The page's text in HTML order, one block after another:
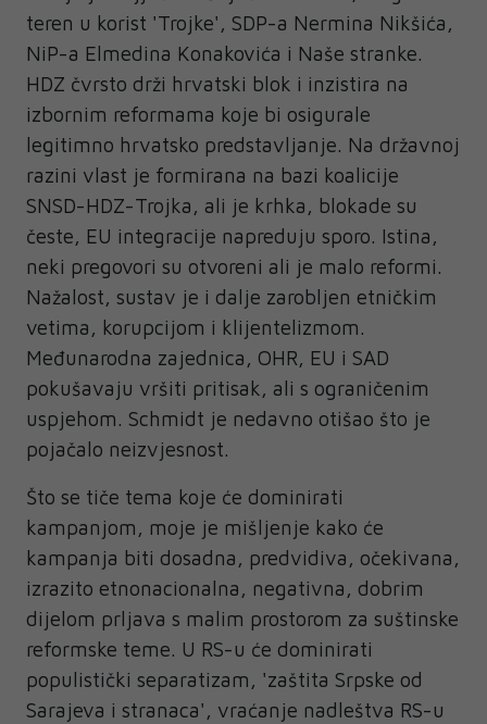
teren u korist 'Trojke', SDP-a Nermina Nikšića,
NiP-a Elmedina Konakovića i Naše stranke.
HDZ čvrsto drži hrvatski blok i inzistira na
izbornim reformama koje bi osigurale
legitimno hrvatsko predstavljanje. Na državnoj
razini vlast je formirana na bazi koalicije
SNSD-HDZ-Trojka, ali je krhka, blokade su
česte, EU integracije napreduju sporo. Istina,
neki pregovori su otvoreni ali je malo reformi.
Nažalost, sustav je i dalje zarobljen etničkim
vetima, korupcijom i klijentelizmom.
Međunarodna zajednica, OHR, EU i SAD
pokušavaju vršiti pritisak, ali s ograničenim
uspjehom. Schmidt je nedavno otišao što je
pojačalo neizvjesnost.
Što se tiče tema koje će dominirati
kampanjom, moje je mišljenje kako će
kampanja biti dosadna, predvidiva, očekivana,
izrazito etnonacionalna, negativna, dobrim
dijelom prljava s malim prostorom za suštinske
reformske teme. U RS-u će dominirati
populistički separatizam, 'zaštita Srpske od
Sarajeva i stranaca', vraćanje nadleštva RS-u